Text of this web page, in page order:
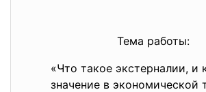
Тема работы:
«Что такое экстерналии, и
значение в экономической